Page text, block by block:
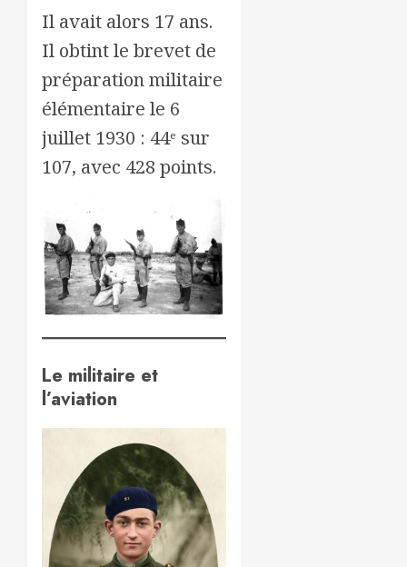
Il avait alors 17 ans.
Il obtint le brevet de
préparation militaire
élémentaire le 6
juillet 1930 : 44ᵉ sur
107, avec 428 points.
Le militaire et
l’aviation